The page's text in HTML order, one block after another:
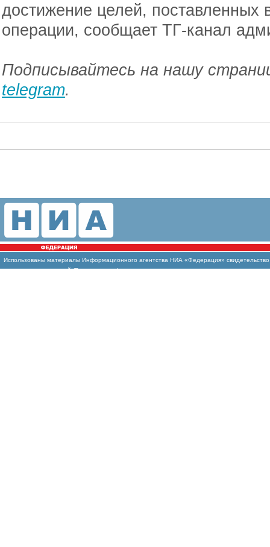
достижение целей, поставленных
операции, сообщает ТГ-канал
Подписывайтесь на нашу
telegram.
Использованы материалы Информационного агентства НИА «Федерация»
массовых коммуникаций (Роскомнадзор)